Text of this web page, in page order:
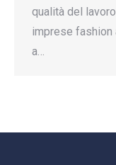
qualità del
imprese fashion
a…